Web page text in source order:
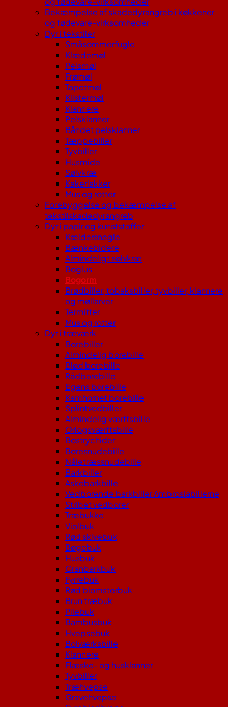
Bekæmpelse af skadedyrangreb i køkkener
og fødevare-virksomheder
Dyr i tekstiler
Småsommerfugle
Klædemøl
Pelsmøl
Frømøl
Tapetmøl
Klistermøl
Klannere
Pelsklanner
Båndet pelsklanner
Tæppebiller
Tyvbiller
Husmide
Sølvkræ
Kakerlakker
Mus og rotter
Forebyggelse og bekæmpelse af
tekstilskadedyrangreb
Dyr i papir og kunststoffer
Kældersnegle
Bænkebidere
Almindeligt sølvkræ
Boglus
Bogorm
Brødbiller, tobaksbiller, tyvbiller, klannere
og møllarver
Termitter
Mus og rotter
Dyr i træværk
Borebiller
Almindelig borebille
Blød borebille
Rådborebille
Egens borebille
Kamhornet borebille
Splintvedbiller
Almindelig værftsbille
Orlogsværftsbille
Bostrychider
Boresnudebille
Nåletræssnudebille
Barkbiller
Askebarkbille
Vedborende barkbiller Ambrosiabillerne
Stribet vedborer
Træbukke
Violbuk
Rød skivebuk
Bøgebuk
Husbuk
Granbarkbuk
Fyrrebuk
Rød blomsterbuk
Brun træbuk
Pilebuk
Bambusbuk
Hvepsebuk
Bolværksbille
Klannere
Flæske- og husklanner
Tyvbiller
Træhvepse
Gravehvepse